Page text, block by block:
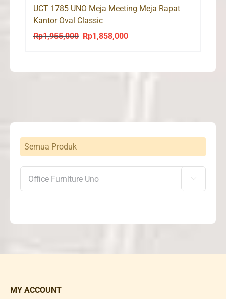
UCT 1785 UNO Meja Meeting Meja Rapat
Kantor Oval Classic
Rp1,955,000
Original
Rp1,858,000Current
Semua Produk

MY ACCOUNT